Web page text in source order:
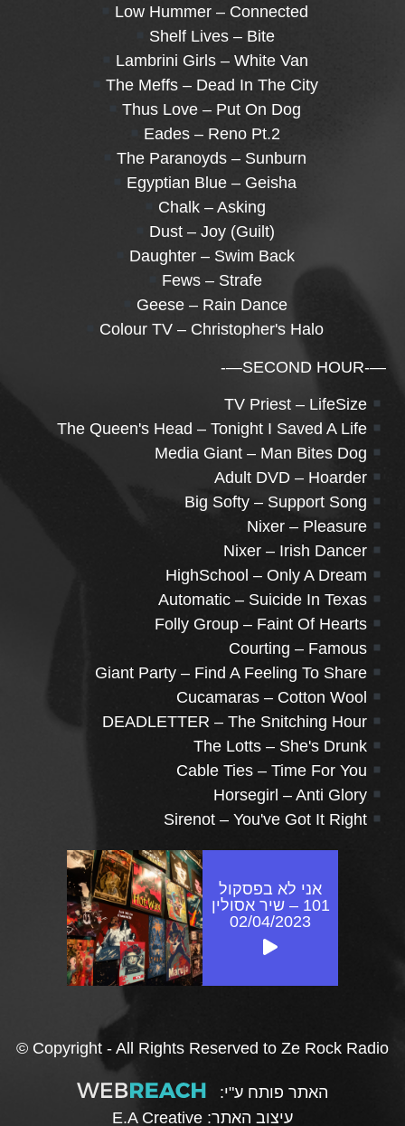
Low Hummer – Connected
Shelf Lives – Bite
Lambrini Girls – White Van
The Meffs – Dead In The City
Thus Love – Put On Dog
Eades – Reno Pt.2
The Paranoyds – Sunburn
Egyptian Blue – Geisha
Chalk – Asking
Dust – Joy (Guilt)
Daughter – Swim Back
Fews – Strafe
Geese – Rain Dance
Colour TV – Christopher's Halo
—-SECOND HOUR—-
TV Priest – LifeSize
The Queen's Head – Tonight I Saved A Life
Media Giant – Man Bites Dog
Adult DVD – Hoarder
Big Softy – Support Song
Nixer – Pleasure
Nixer – Irish Dancer
HighSchool – Only A Dream
Automatic – Suicide In Texas
Folly Group – Faint Of Hearts
Courting – Famous
Giant Party – Find A Feeling To Share
Cucamaras – Cotton Wool
DEADLETTER – The Snitching Hour
The Lotts – She's Drunk
Cable Ties – Time For You
Horsegirl – Anti Glory
Sirenot – You've Got It Right
אני לא בפסקול
101 – שיר אסולין
02/04/2023
© Copyright - All Rights Reserved to Ze Rock Radio
האתר פותח ע"י:
עיצוב האתר: E.A Creative